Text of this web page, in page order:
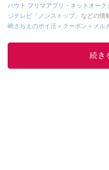
バウト フリマアプリ・ネットオー
ジテレビ「ノンストップ」 などの情
崎さちえのポイ活＋クーポン＋メル
的に稼ぐ！』（翔泳社刊）
■経歴：2003年、夫が子育てをする
続き